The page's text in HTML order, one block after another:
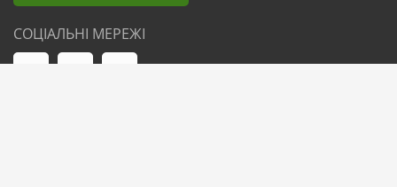
СОЦІАЛЬНІ МЕРЕЖІ